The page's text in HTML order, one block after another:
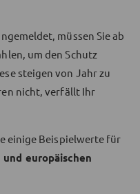
müssen Sie ab
um den Schutz
steigen von Jahr zu
nicht, verfällt Ihr
einige Beispielwerte für
europäischen